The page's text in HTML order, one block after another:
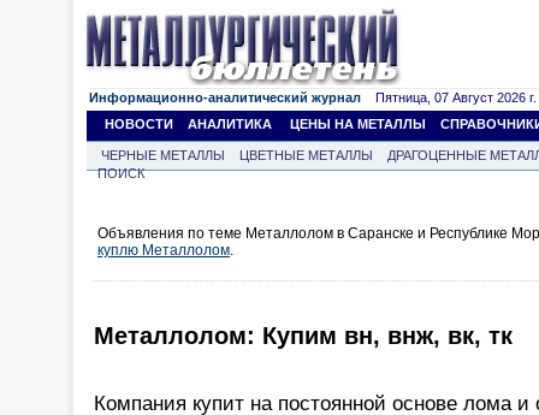
Информационно-аналитический журнал Пятница, 07 Август 2026 г.
НОВОСТИ
АНАЛИТИКА ЦЕНЫ НА МЕТАЛЛЫ
ЧЕРНЫЕ МЕТАЛЛЫ ЦВЕТНЫЕ МЕТАЛЛЫ
ДРАГОЦЕННЫЕ
ПОИСК
Объявления по теме Металлолом в Саранске и Республике
куплю Металлолом.
Металлолом: Купим вн, внж, вк, тк
Компания купит на постоянной основе лома